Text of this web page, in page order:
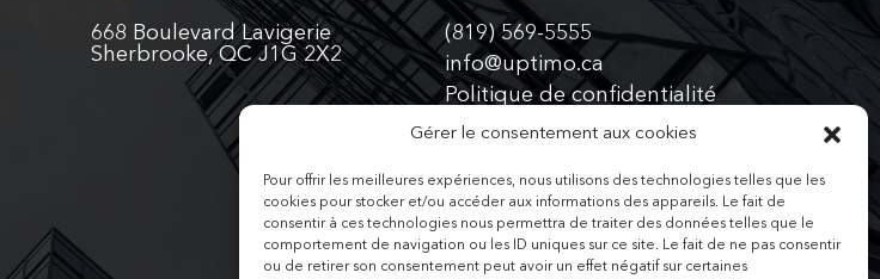
Gérer le consentement aux cookies
Pour offrir les meilleures expériences, nous utilisons des technologies telles que les
cookies pour stocker et/ou accéder aux informations des appareils. Le fait de
consentir à ces technologies nous permettra de traiter des données telles que le
comportement de navigation ou les ID uniques sur ce site. Le fait de ne pas consentir
ou de retirer son consentement peut avoir un effet négatif sur certaines
668 Boulevard Lavigerie
Sherbrooke, QC J1G 2X2
(819) 569-5555
info@uptimo.ca
Politique de confidentialité
Connexion
Ajout de propriétés